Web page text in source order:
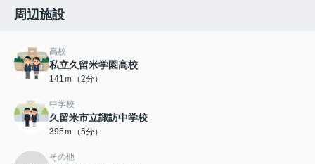
周辺施設
高校
私立久留米学園高校
141ｍ（2分）
中学校
久留米市立諏訪中学校
395ｍ（5分）
その他